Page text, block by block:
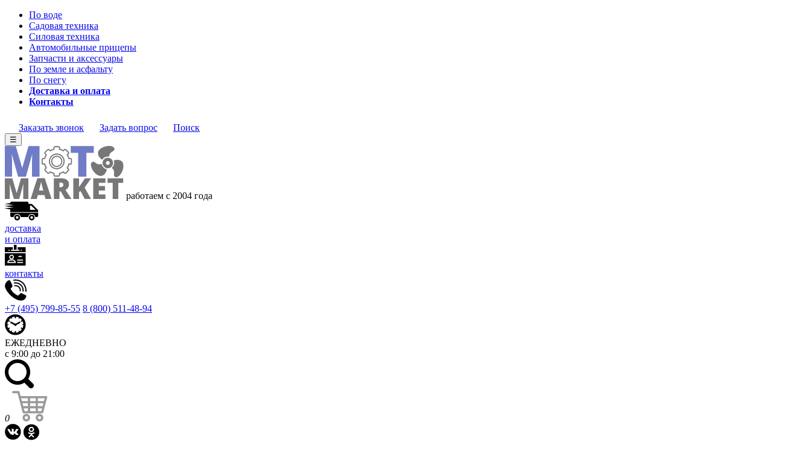
По воде
Садовая техника
Силовая техника
Автомобильные прицепы
Запчасти и аксессуары
По земле и асфальту
По снегу
Доставка и оплата
Контакты
Заказать звонок Задать вопрос Поиск
☰
работаем с 2004 года
доставка
и оплата
контакты
+7 (495) 799-85-55 8 (800) 511-48-94
ЕЖЕДНЕВНО
с 9:00 до 21:00
0